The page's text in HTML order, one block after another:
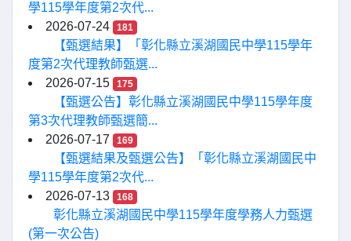
學115學年度第2次代...
2026-07-24
181
【甄選結果】「彰化縣立溪湖國民中學115學年
度第2次代理教師甄選...
2026-07-15
175
【甄選公告】彰化縣立溪湖國民中學115學年度
第3次代理教師甄選簡...
2026-07-17
169
【甄選結果及甄選公告】「彰化縣立溪湖國民中
學115學年度第2次代...
2026-07-13
168
彰化縣立溪湖國民中學115學年度學務人力甄選
(第一次公告)